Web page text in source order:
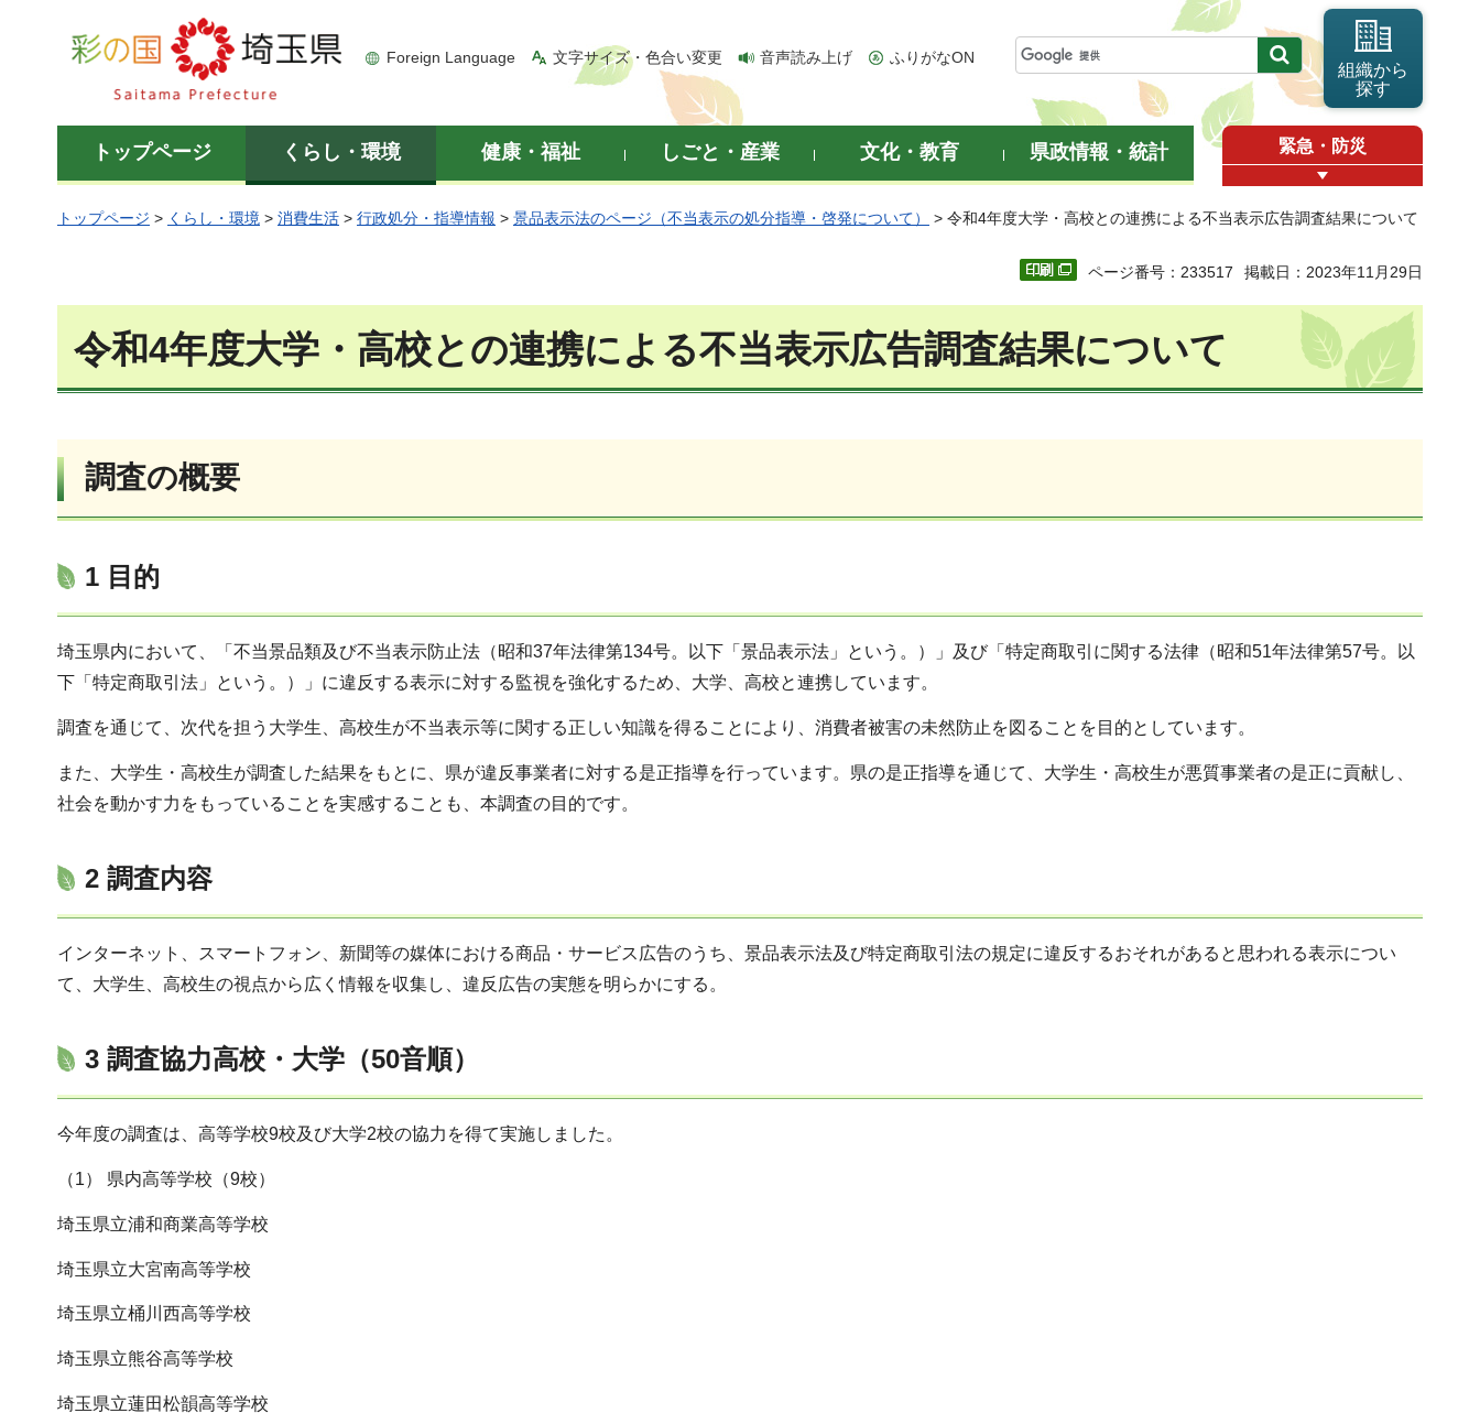
彩の国 埼玉県
Foreign Language 文字サイズ・色合い変更 音声読み上げ ふりがなON
組織から
探す
トップページ くらし・環境 健康・福祉 しごと・産業 文化・教育 県政情報・統計 緊急・防災
トップページ > くらし・環境 > 消費生活 > 行政処分・指導情報 > 景品表示法のページ（不当表示の処分指導・啓発について） > 令和4年度大学・高校との連携による不当表示広告調査結果について
ページ番号：233517 掲載日：2023年11月29日
令和4年度大学・高校との連携による不当表示広告調査結果について
調査の概要
1 目的
埼玉県内において、「不当景品類及び不当表示防止法（昭和37年法律第134号。以下「景品表示法」という。）」及び「特定商取引に関する法律（昭和51年法律第57号。以
下「特定商取引法」という。）」に違反する表示に対する監視を強化するため、大学、高校と連携しています。
調査を通じて、次代を担う大学生、高校生が不当表示等に関する正しい知識を得ることにより、消費者被害の未然防止を図ることを目的としています。
また、大学生・高校生が調査した結果をもとに、県が違反事業者に対する是正指導を行っています。県の是正指導を通じて、大学生・高校生が悪質事業者の是正に貢献し、
社会を動かす力をもっていることを実感することも、本調査の目的です。
2 調査内容
インターネット、スマートフォン、新聞等の媒体における商品・サービス広告のうち、景品表示法及び特定商取引法の規定に違反するおそれがあると思われる表示につい
て、大学生、高校生の視点から広く情報を収集し、違反広告の実態を明らかにする。
3 調査協力高校・大学（50音順）
今年度の調査は、高等学校9校及び大学2校の協力を得て実施しました。
（1） 県内高等学校（9校）
埼玉県立浦和商業高等学校
埼玉県立大宮南高等学校
埼玉県立桶川西高等学校
埼玉県立熊谷高等学校
埼玉県立蓮田松韻高等学校